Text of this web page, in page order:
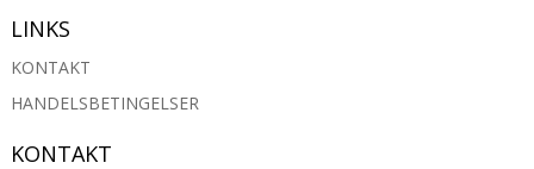
LINKS
KONTAKT
HANDELSBETINGELSER
KONTAKT